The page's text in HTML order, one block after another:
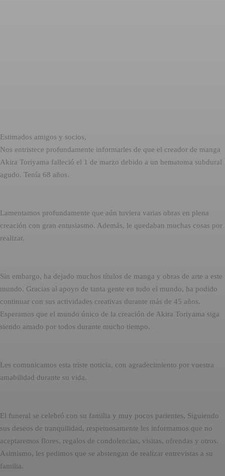
Estimados amigos y socios,
Nos entristece profundamente informarles de que el creador de manga
Akira Toriyama falleció el 1 de marzo debido a un hematoma subdural
agudo. Tenía 68 años.
Lamentamos profundamente que aún tuviera varias obras en plena
creación con gran entusiasmo. Además, le quedaban muchas cosas por
realizar.
Sin embargo, ha dejado muchos títulos de manga y obras de arte a este
mundo. Gracias al apoyo de tanta gente en todo el mundo, ha podido
continuar con sus actividades creativas durante más de 45 años.
Esperamos que el mundo único de la creación de Akira Toriyama siga
siendo amado por todos durante mucho tiempo.
Les comunicamos esta triste noticia, con agradecimiento por vuestra
amabilidad durante su vida.
El funeral se celebró con su familia y muy pocos parientes, Siguiendo
sus deseos de tranquilidad, respetuosamente les informamos que no
aceptaremos flores, regalos de condolencias, visitas, ofrendas y otros.
Asimismo, les pedimos que se abstengan de realizar entrevistas a su
familia.